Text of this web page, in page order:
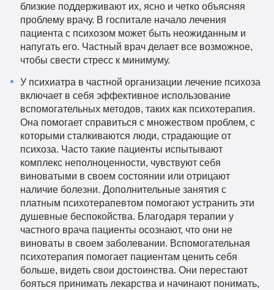
близкие поддерживают их, ясно и четко объясняя
проблему врачу. В госпитале начало лечения
пациента с психозом может быть неожиданным и
напугать его. Частный врач делает все возможное,
чтобы свести стресс к минимуму.
У психиатра в частной организации лечение психоза
включает в себя эффективное использование
вспомогательных методов, таких как психотерапия.
Она помогает справиться с множеством проблем, с
которыми сталкиваются люди, страдающие от
психоза. Часто такие пациенты испытывают
комплекс неполноценности, чувствуют себя
виноватыми в своем состоянии или отрицают
наличие болезни. Дополнительные занятия с
платным психотерапевтом помогают устранить эти
душевные беспокойства. Благодаря терапии у
частного врача пациенты осознают, что они не
виноваты в своем заболевании. Вспомогательная
психотерапия помогает пациентам ценить себя
больше, видеть свои достоинства. Они перестают
бояться принимать лекарства и начинают понимать,